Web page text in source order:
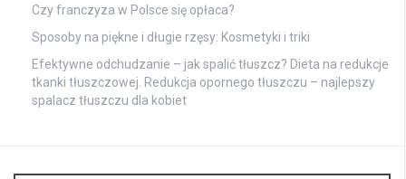
Czy franczyza w Polsce się opłaca?
Sposoby na piękne i długie rzęsy: Kosmetyki i triki
Efektywne odchudzanie – jak spalić tłuszcz? Dieta na redukcje
tkanki tłuszczowej. Redukcja opornego tłuszczu – najlepszy
spalacz tłuszczu dla kobiet